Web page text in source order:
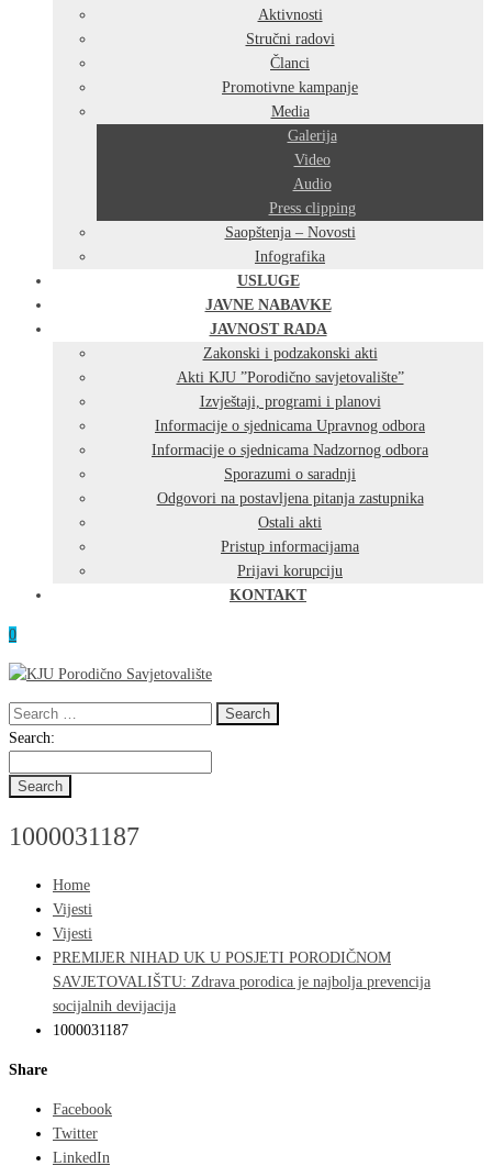
Aktivnosti
Stručni radovi
Članci
Promotivne kampanje
Media
Galerija
Video
Audio
Press clipping
Saopštenja – Novosti
Infografika
USLUGE
JAVNE NABAVKE
JAVNOST RADA
Zakonski i podzakonski akti
Akti KJU ”Porodično savjetovalište”
Izvještaji, programi i planovi
Informacije o sjednicama Upravnog odbora
Informacije o sjednicama Nadzornog odbora
Sporazumi o saradnji
Odgovori na postavljena pitanja zastupnika
Ostali akti
Pristup informacijama
Prijavi korupciju
KONTAKT
0
Search
for:
Search
Search:
1000031187
Home
Vijesti
Vijesti
PREMIJER NIHAD UK U POSJETI PORODIČNOM
SAVJETOVALIŠTU: Zdrava porodica je najbolja prevencija
socijalnih devijacija
1000031187
Share
Facebook
Twitter
LinkedIn